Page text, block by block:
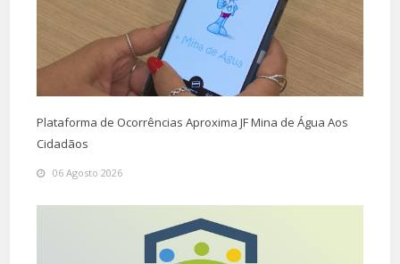
Plataforma de Ocorrências Aproxima JF Mina de Água Aos
Cidadãos
06 Agosto 2026